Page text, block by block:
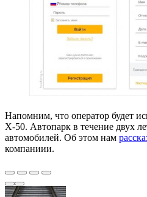
Напомним, что оператор будет
X-50. Автопарк в течение двух
автомобилей. Об этом нам
компаниии.